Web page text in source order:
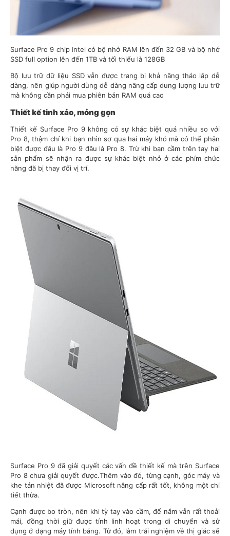
Surface Pro 9 chip Intel có bộ nhớ RAM lên đến 32 GB và bộ nhớ
SSD full option lên đến 1TB và tối thiểu là 128GB
Bộ lưu trữ dữ liệu SSD vẫn được trang bị khả năng tháo lắp dễ
dàng, nên giúp người dùng dễ dàng nâng cấp dung lượng lưu trữ
mà không cần phải mua phiên bản RAM quá cao
Thiết kế tinh xảo, mỏng gọn
Thiết kế Surface Pro 9 không có sự khác biệt quá nhiều so với
Pro 8, thậm chí khi bạn nhìn sơ qua hai máy khó mà có thể phân
biệt được đâu là Pro 9 đâu là Pro 8. Trừ khi bạn cầm trên tay hai
sản phẩm sẽ nhận ra được sự khác biệt nhỏ ở các phím chức
năng đã bị thay đổi vị trí.
Surface Pro 9 đã giải quyết các vấn đề thiết kế mà trên Surface
Pro 8 chưa giải quyết được.Thêm vào đó, từng cạnh, góc máy và
khe tản nhiệt đã được Microsoft nâng cấp rất tốt, không một chi
tiết thừa.
Cạnh được bo tròn, nên khi tỳ tay vào cầm, để nắm vẫn rất thoải
mái, đồng thời giữ được tính linh hoạt trong di chuyển và sử
dụng ở dạng máy tính bảng. Từ đó, làm trải nghiệm về thị giác sẽ